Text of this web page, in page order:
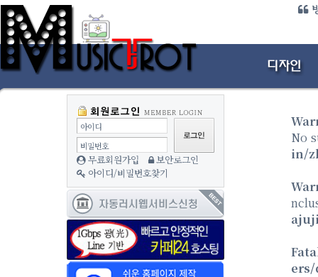
아이디
비밀번호
무료회원가입
보안로그인
아이디/비밀번호찾기
No
in/